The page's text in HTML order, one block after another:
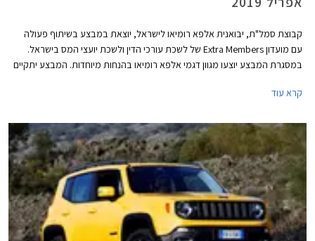
קבוצת סמל"ת, יבואנית אלפא רומיאו לישראל, יוצאת במבצע בשיתוף פעולה
עם מועדון Extra Members של לשכת עורכי הדין ולשכת יועצי המס בישראל.
במסגרת המבצע יוצעו מגוון דגמי אלפא רומיאו בהנחות מיוחדות. המבצע יתקיים
בישראל.
קרא עוד